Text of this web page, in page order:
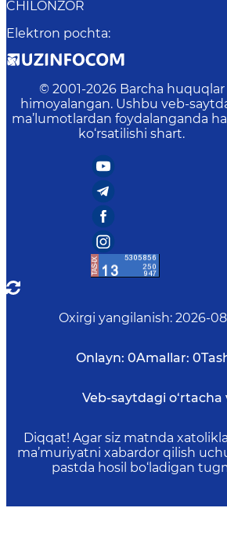
CHILONZOR
Elektron pochta:
© 2001-2026 Barcha huquqlar
himoyalangan. Ushbu veb-
ma’lumotlardan foydalanganda
ko‘rsatilishi shart.
Oxirgi yangilanish: 2026-
Onlayn: 0Amallar: 0
Veb-saytdagi o‘rtacha
Diqqat! Agar siz matnda
ma’muriyatni xabardor qilish
pastda hosil bo‘ladigan